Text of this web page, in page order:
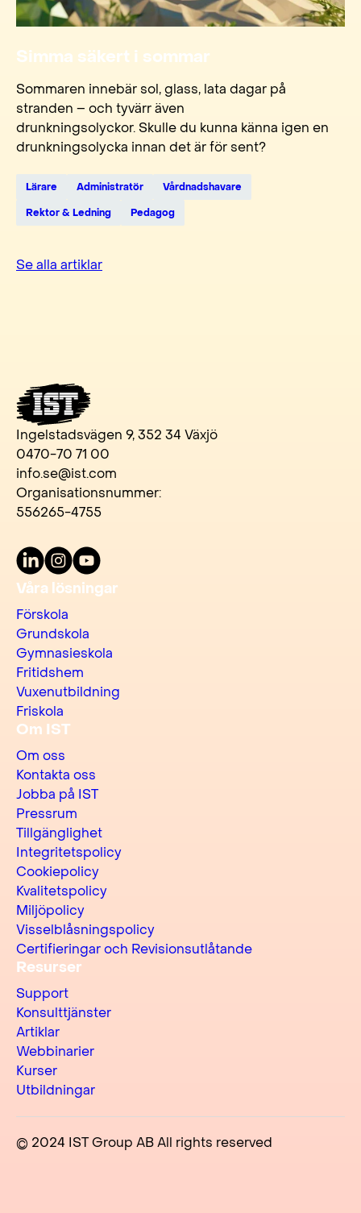
Simma säkert i sommar
Sommaren innebär sol, glass, lata dagar på
stranden – och tyvärr även
drunkningsolyckor. Skulle du kunna känna igen en
drunkningsolycka innan det är för sent?
Lärare Administratör
Vårdnadshavare
Rektor & Ledning
Pedagog
Se alla artiklar
Ingelstadsvägen 9, 352 34 Växjö
0470-70 71 00
info.se@ist.com
Organisationsnummer:
556265-4755
LinkedInInstagram
Youtube
Våra lösningar
Förskola
Grundskola
Gymnasieskola
Fritidshem
Vuxenutbildning
Friskola
Om IST
Om oss
Kontakta oss
Jobba på IST
Pressrum
Tillgänglighet
Integritetspolicy
Cookiepolicy
Kvalitetspolicy
Miljöpolicy
Visselblåsningspolicy
Certifieringar och Revisionsutlåtande
Resurser
Support
Konsulttjänster
Artiklar
Webbinarier
Kurser
Utbildningar
© 2024 IST Group AB All rights reserved